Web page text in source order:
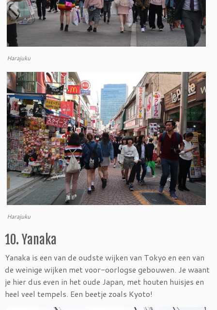
Harajuku
Harajuku
10. Yanaka
Yanaka is een van de oudste wijken van Tokyo en een van
de weinige wijken met voor-oorlogse gebouwen. Je waant
je hier dus even in het oude Japan, met houten huisjes en
heel veel tempels. Een beetje zoals Kyoto!